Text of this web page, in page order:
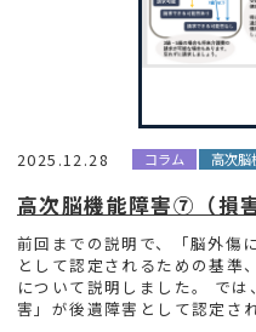
2025.12.28 コラム 高次脳
高次脳機能障害⑦（損害
前回までの説明で、「脳外傷
として認定されるための基準
について説明しました。 で
害」が後遺障害として認定